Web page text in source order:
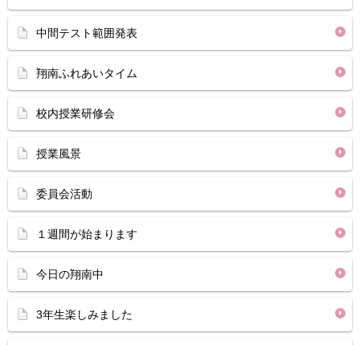
中間テスト範囲発表
翔南ふれあいタイム
校内授業研修会
授業風景
委員会活動
１週間が始まります
今日の翔南中
3年生楽しみました